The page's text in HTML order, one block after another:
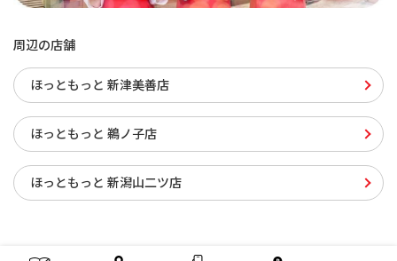
周辺の店舗
ほっともっと 新津美善店
ほっともっと 鵜ノ子店
ほっともっと 新潟山二ツ店